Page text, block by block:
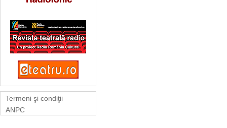
Termeni şi condiţii
ANPC